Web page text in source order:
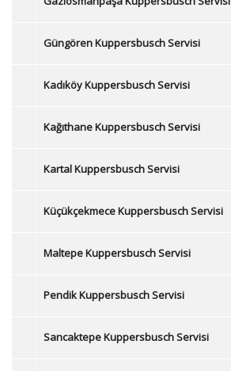
Güngören Kuppersbusch Servisi
Kadıköy Kuppersbusch Servisi
Kağıthane Kuppersbusch Servisi
Kartal Kuppersbusch Servisi
Küçükçekmece Kuppersbusch Servisi
Maltepe Kuppersbusch Servisi
Pendik Kuppersbusch Servisi
Sancaktepe Kuppersbusch Servisi